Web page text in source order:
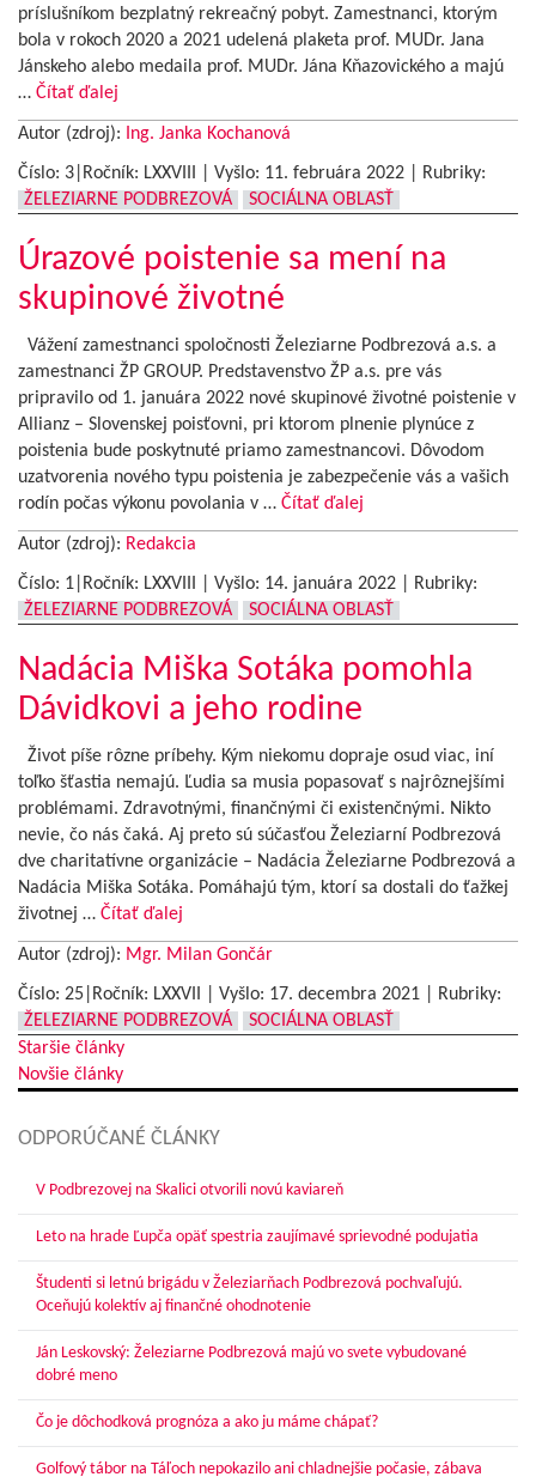
príslušníkom bezplatný rekreačný pobyt. Zamestnanci, ktorým
bola v rokoch 2020 a 2021 udelená plaketa prof. MUDr. Jana
Jánskeho alebo medaila prof. MUDr. Jána Kňazovického a majú
… Čítať ďalej
Autor (zdroj): Ing. Janka Kochanová
Číslo: 3|Ročník: LXXVIII | Vyšlo: 11. februára 2022
Rubriky:
ŽELEZIARNE PODBREZOVÁ
SOCIÁLNA OBLASŤ
Úrazové poistenie sa mení na
skupinové životné
Vážení zamestnanci spoločnosti Železiarne Podbrezová a.s. a
zamestnanci ŽP GROUP. Predstavenstvo ŽP a.s. pre vás
pripravilo od 1. januára 2022 nové skupinové životné poistenie v
Allianz – Slovenskej poisťovni, pri ktorom plnenie plynúce z
poistenia bude poskytnuté priamo zamestnancovi. Dôvodom
uzatvorenia nového typu poistenia je zabezpečenie vás a vašich
rodín počas výkonu povolania v … Čítať ďalej
Autor (zdroj): Redakcia
Číslo: 1|Ročník: LXXVIII | Vyšlo: 14. januára 2022
Rubriky:
ŽELEZIARNE PODBREZOVÁ
SOCIÁLNA OBLASŤ
Nadácia Miška Sotáka pomohla
Dávidkovi a jeho rodine
Život píše rôzne príbehy. Kým niekomu dopraje osud viac, iní
toľko šťastia nemajú. Ľudia sa musia popasovať s najrôznejšími
problémami. Zdravotnými, finančnými či existenčnými. Nikto
nevie, čo nás čaká. Aj preto sú súčasťou Železiarní Podbrezová
dve charitatívne organizácie – Nadácia Železiarne Podbrezová a
Nadácia Miška Sotáka. Pomáhajú tým, ktorí sa dostali do ťažkej
životnej … Čítať ďalej
Autor (zdroj): Mgr. Milan Gončár
Číslo: 25|Ročník: LXXVII | Vyšlo: 17. decembra 2021
Rubriky:
ŽELEZIARNE PODBREZOVÁ
SOCIÁLNA OBLASŤ
Navigácia
v
článkoch
Staršie články
Novšie články
ODPORÚČANÉ ČLÁNKY
V Podbrezovej na Skalici otvorili novú kaviareň
Leto na hrade Ľupča opäť spestria zaujímavé sprievodné podujatia
Študenti si letnú brigádu v Železiarňach Podbrezová pochvaľujú.
Oceňujú kolektív aj finančné ohodnotenie
Ján Leskovský: Železiarne Podbrezová majú vo svete vybudované
dobré meno
Čo je dôchodková prognóza a ako ju máme chápať?
Golfový tábor na Táľoch nepokazilo ani chladnejšie počasie, zábava